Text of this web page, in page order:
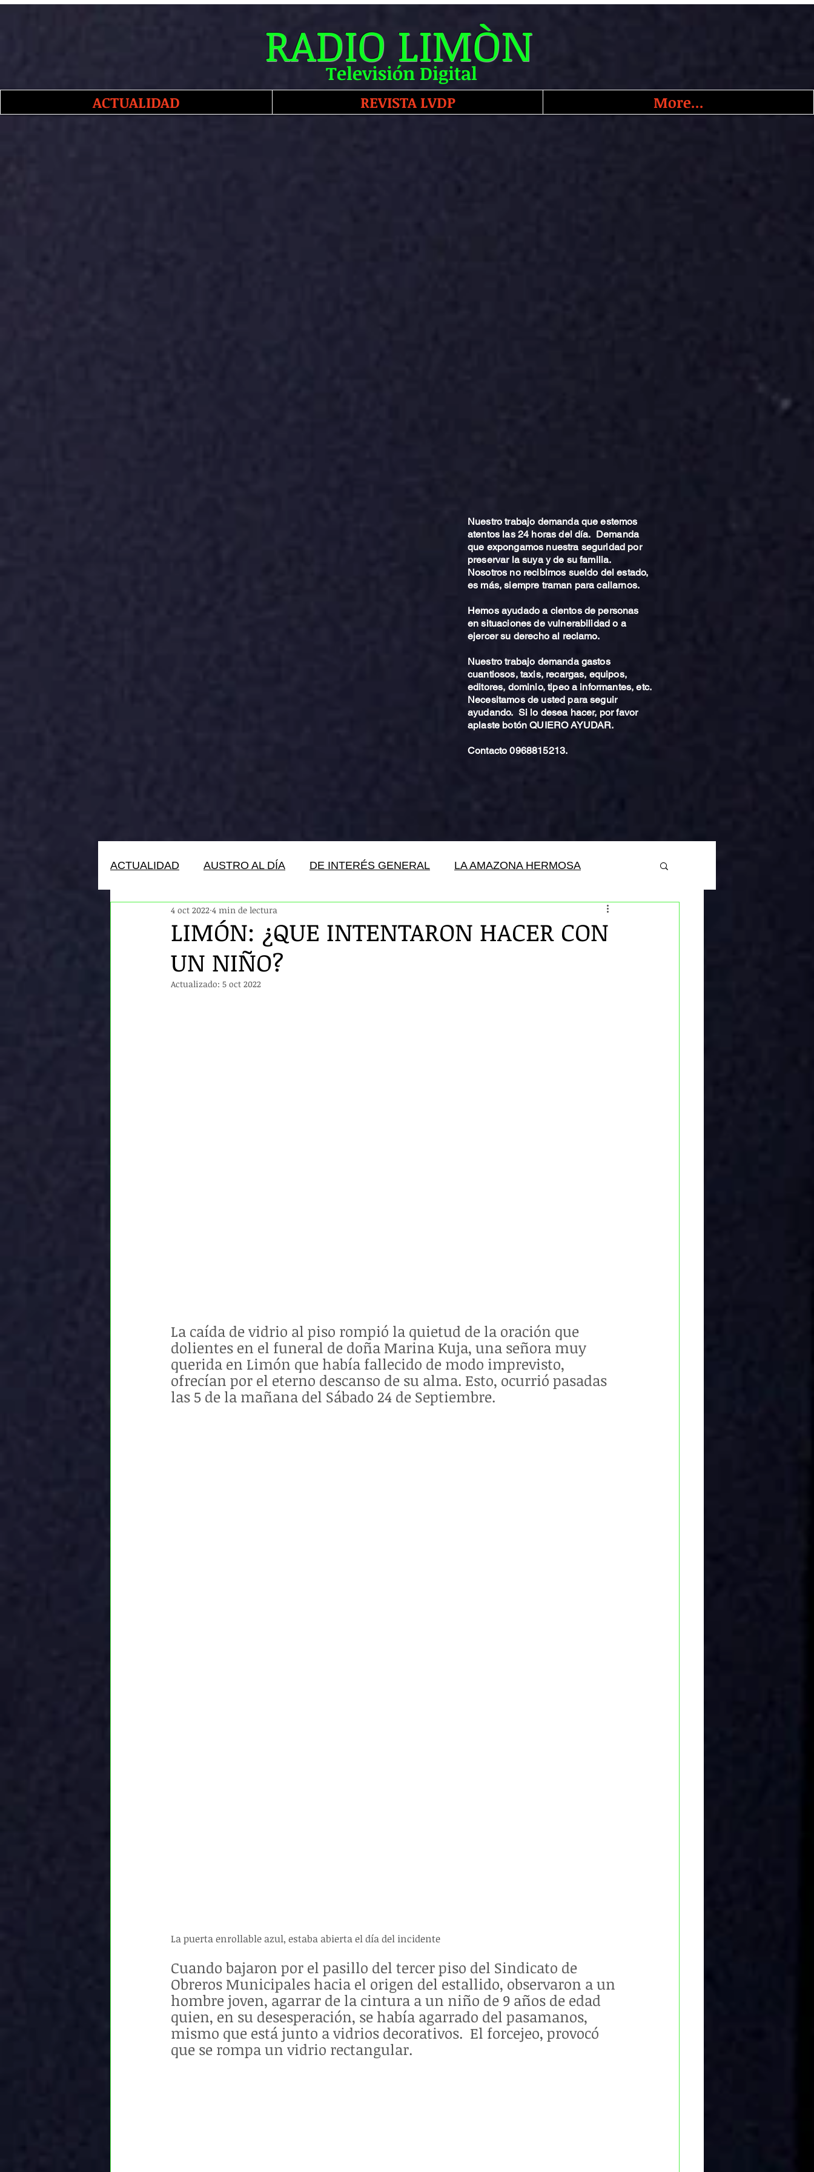
Nuestro trabajo demanda que estemos
atentos las 24 horas del día. Demanda
que expongamos nuestra seguridad por
preservar la suya y de su familia.
Nosotros no recibimos sueldo del estado,
es más, siempre traman para callarnos.
Hemos ayudado a cientos de personas
en situaciones de vulnerabilidad o a
ejercer su derecho al reclamo.
Nuestro trabajo demanda gastos
cuantiosos, taxis, recargas, equipos,
editores, dominio, tipeo a informantes, etc.
Necesitamos de usted para seguir
ayudando. Si lo desea hacer, por favor
aplaste botón QUIERO AYUDAR.
Contacto 0968815213.
ACTUALIDAD AUSTRO AL DÍA DE INTERÉS GENERAL LA AMAZONA HERMOSA
HUMANOS DEL ECUADOR
LIMÓN: ¿QUE INTENTARON HACER CON
UN NIÑO?
4 oct 2022 4 min de lectura
Actualizado: 5 oct 2022
La caída de vidrio al piso rompió la quietud de la oración que
dolientes en el funeral de doña Marina Kuja, una señora muy
querida en Limón que había fallecido de modo imprevisto,
ofrecían por el eterno descanso de su alma. Esto, ocurrió pasadas
las 5 de la mañana del Sábado 24 de Septiembre.
La puerta enrollable azul, estaba abierta el día del incidente
Cuando bajaron por el pasillo del tercer piso del Sindicato de
Obreros Municipales hacia el origen del estallido, observaron a un
hombre joven, agarrar de la cintura a un niño de 9 años de edad
quien, en su desesperación, se había agarrado del pasamanos,
mismo que está junto a vidrios decorativos.  El forcejeo, provocó
que se rompa un vidrio rectangular.
Televisión Digital
RADIO LIMÒN
ACTUALIDAD REVISTA LVDP More...